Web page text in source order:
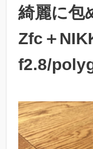
綺麗に包
Zfc＋
f2.8/